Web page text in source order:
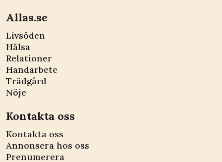
Allas.se
Livsöden
Hälsa
Relationer
Handarbete
Trädgård
Nöje
Kontakta oss
Kontakta oss
Annonsera hos oss
Prenumerera